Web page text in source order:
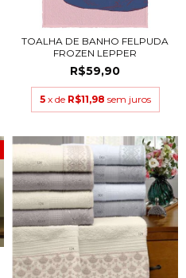
TOALHA DE BANHO FELPUDA
FROZEN LEPPER
R$59,90
5 x de R$11,98 sem juros